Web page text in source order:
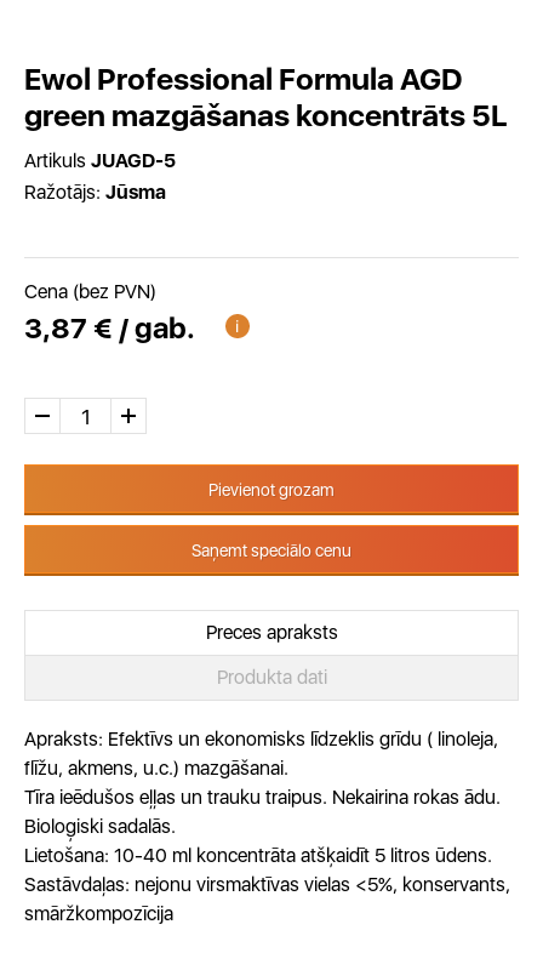
Ewol Professional Formula AGD
green mazgāšanas koncentrāts 5L
Artikuls JUAGD-5
Ražotājs: Jūsma
Cena (bez PVN)
3,87 € / gab.
Pievienot grozam
Saņemt speciālo cenu
Preces apraksts
Produkta dati
Apraksts: Efektīvs un ekonomisks līdzeklis grīdu ( linoleja,
flīžu, akmens, u.c.) mazgāšanai.
Tīra ieēdušos eļļas un trauku traipus. Nekairina rokas ādu.
Bioloģiski sadalās.
Lietošana: 10-40 ml koncentrāta atšķaidīt 5 litros ūdens.
Sastāvdaļas: nejonu virsmaktīvas vielas <5%, konservants,
smāržkompozīcija